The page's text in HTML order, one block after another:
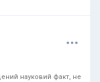
...
науковий факт, не